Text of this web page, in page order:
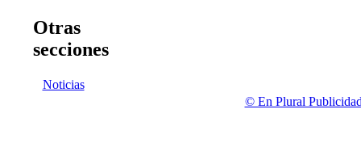
Otras
secciones
Noticias
© En Plural